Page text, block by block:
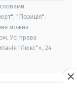
"Позиція".
можна
Усі права
"Люкс"», 24